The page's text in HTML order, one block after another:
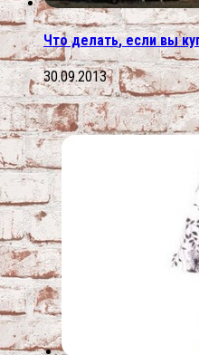
Что делать, если вы
30.09.2013